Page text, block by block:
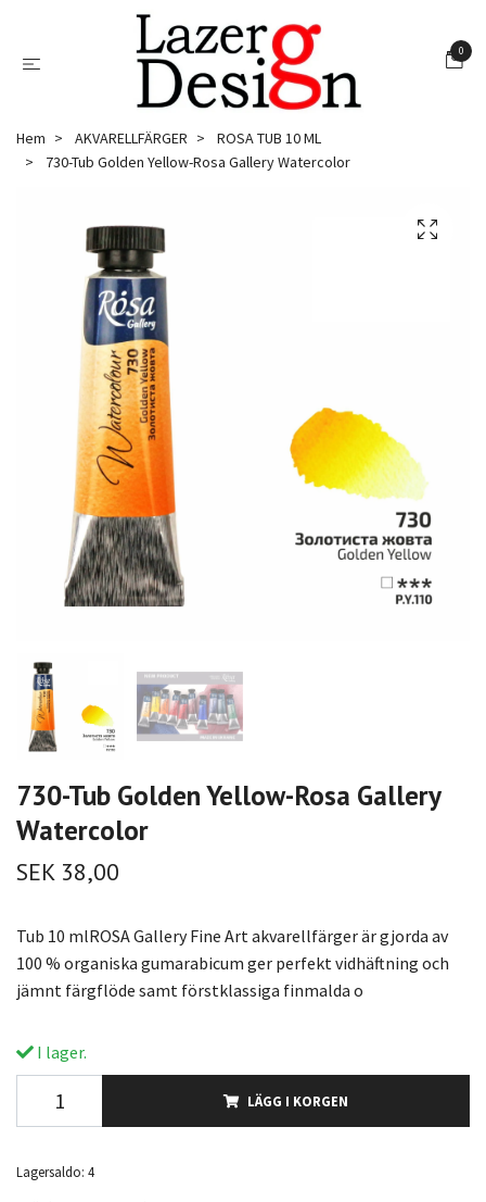
0
Hem AKVARELLFÄRGER
ROSA TUB 10 ML
730-Tub Golden Yellow-Rosa Gallery Watercolor
730-Tub Golden Yellow-Rosa Gallery
Watercolor
SEK 38,00
Tub 10 mlROSA Gallery Fine Art akvarellfärger är gjorda av
100 % organiska gumarabicum ger perfekt vidhäftning och
jämnt färgflöde samt förstklassiga finmalda o
I lager.
LÄGG I KORGEN
Lagersaldo: 4